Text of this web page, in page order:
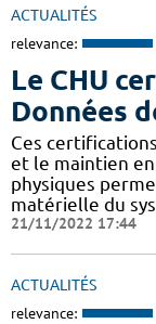
ACTUALITÉS
relevance:
Le CHU
Données
Ces
et le maintien
physiques
matérielle du
21/11/2022 17:44
ACTUALITÉS
relevance: